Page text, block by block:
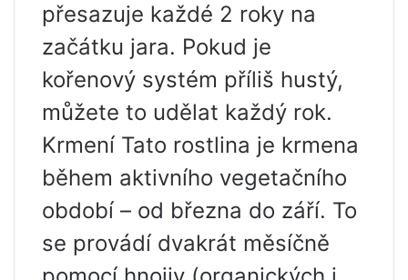
přesazuje každé 2 roky na
začátku jara. Pokud je
kořenový systém příliš hustý,
můžete to udělat každý rok.
Krmení Tato rostlina je krmena
během aktivního vegetačního
období – od března do září. To
se provádí dvakrát měsíčně